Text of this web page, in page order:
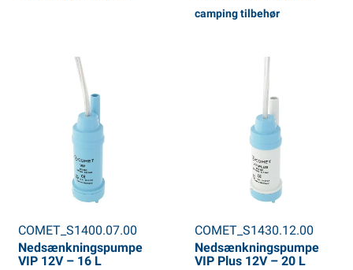
camping tilbehør
COMET_S1400.07.00
Nedsænkningspumpe
VIP 12V – 16 L
COMET_S1430.12.00
Nedsænkningspumpe
VIP Plus 12V – 20 L